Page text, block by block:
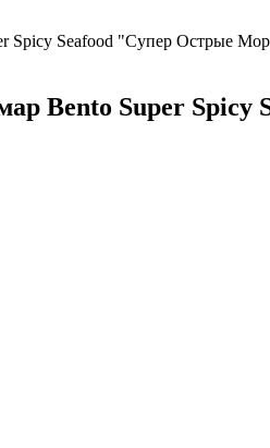
Spicy Seafood "Супер Острые
Bento Super